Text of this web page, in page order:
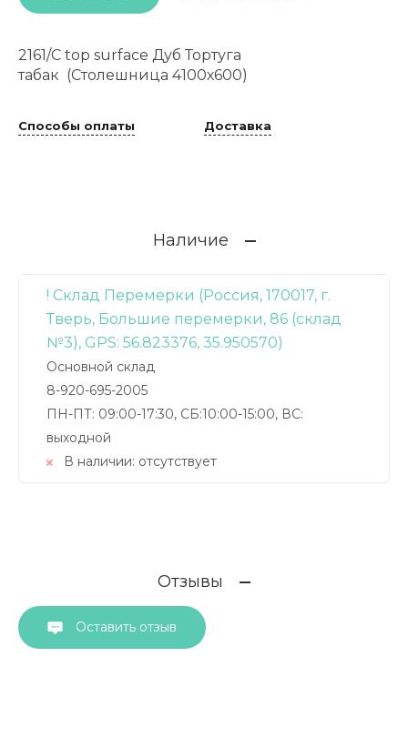
2161/C top surface Дуб Тортуга
табак (Столешница 4100х600)
Способы оплаты Доставка
Наличие
! Склад Перемерки (Россия, 170017, г.
Тверь, Большие перемерки, 86 (склад
№3), GPS: 56.823376, 35.950570)
Основной склад
8-920-695-2005
ПН-ПТ: 09:00-17:30, СБ:10:00-15:00, ВС:
выходной
В наличии: отсутствует
Отзывы
Оставить отзыв